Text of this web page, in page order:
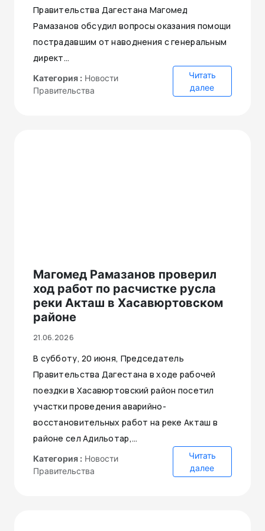
Правительства Дагестана Магомед
Рамазанов обсудил вопросы оказания помощи
пострадавшим от наводнения с генеральным
директ...
Категория : Новости
Правительства
Читать
далее
Магомед Рамазанов проверил
ход работ по расчистке русла
реки Акташ в Хасавюртовском
районе
21.06.2026
В субботу, 20 июня, Председатель
Правительства Дагестана в ходе рабочей
поездки в Хасавюртовский район посетил
участки проведения аварийно-
восстановительных работ на реке Акташ в
районе сел Адильотар,...
Категория : Новости
Правительства
Читать
далее